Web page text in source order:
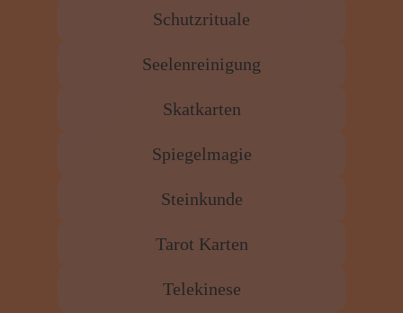
Schutzrituale
Seelenreinigung
Skatkarten
Spiegelmagie
Steinkunde
Tarot Karten
Telekinese